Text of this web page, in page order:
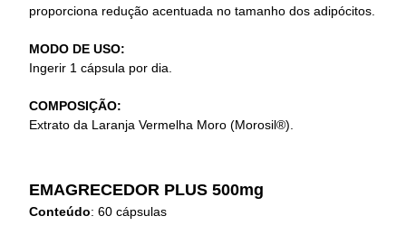
proporciona redução acentuada no tamanho dos adipócitos.
MODO DE USO:
Ingerir 1 cápsula por dia.
COMPOSIÇÃO:
Extrato da Laranja Vermelha Moro (Morosil®).
EMAGRECEDOR PLUS 500mg
Conteúdo: 60 cápsulas